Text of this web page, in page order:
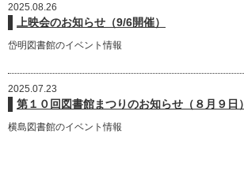
2025.08.26
上映会のお知らせ（9/6開催）
岱明図書館のイベント情報
2025.07.23
第１０回図書館まつりのお知らせ（８月９日）
横島図書館のイベント情報